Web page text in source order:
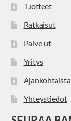
Tuotteet
Ratkaisut
Palvelut
Yritys
Ajankohtaista
Yhteystiedot